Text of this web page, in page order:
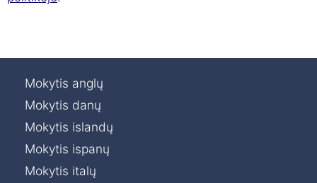
Mokytis anglų
Mokytis danų
Mokytis islandų
Mokytis ispanų
Mokytis italų